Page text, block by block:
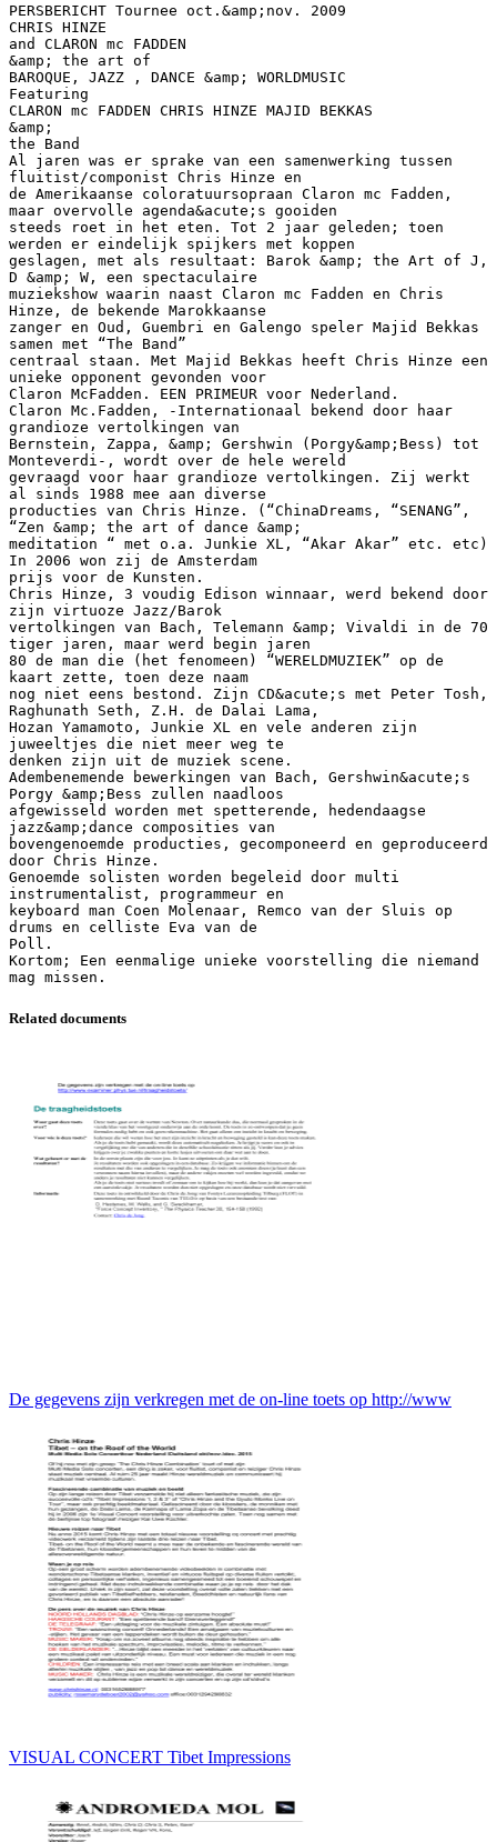
PERSBERICHT Tournee oct.&amp;nov. 2009
CHRIS HINZE
and CLARON mc FADDEN
&amp; the art of
BAROQUE, JAZZ , DANCE &amp; WORLDMUSIC
Featuring
CLARON mc FADDEN CHRIS HINZE MAJID BEKKAS
&amp;
the Band
Al jaren was er sprake van een samenwerking tussen
fluitist/componist Chris Hinze en
de Amerikaanse coloratuursopraan Claron mc Fadden,
maar overvolle agenda&acute;s gooiden
steeds roet in het eten. Tot 2 jaar geleden; toen
werden er eindelijk spijkers met koppen
geslagen, met als resultaat: Barok &amp; the Art of J,
D &amp; W, een spectaculaire
muziekshow waarin naast Claron mc Fadden en Chris
Hinze, de bekende Marokkaanse
zanger en Oud, Guembri en Galengo speler Majid Bekkas
samen met “The Band”
centraal staan. Met Majid Bekkas heeft Chris Hinze een
unieke opponent gevonden voor
Claron McFadden. EEN PRIMEUR voor Nederland.
Claron Mc.Fadden, -Internationaal bekend door haar
grandioze vertolkingen van
Bernstein, Zappa, &amp; Gershwin (Porgy&amp;Bess) tot
Monteverdi-, wordt over de hele wereld
gevraagd voor haar grandioze vertolkingen. Zij werkt
al sinds 1988 mee aan diverse
producties van Chris Hinze. (“ChinaDreams, “SENANG”,
“Zen &amp; the art of dance &amp;
meditation “ met o.a. Junkie XL, “Akar Akar” etc. etc)
In 2006 won zij de Amsterdam
prijs voor de Kunsten.
Chris Hinze, 3 voudig Edison winnaar, werd bekend door
zijn virtuoze Jazz/Barok
vertolkingen van Bach, Telemann &amp; Vivaldi in de 70
tiger jaren, maar werd begin jaren
80 de man die (het fenomeen) “WERELDMUZIEK” op de
kaart zette, toen deze naam
nog niet eens bestond. Zijn CD&acute;s met Peter Tosh,
Raghunath Seth, Z.H. de Dalai Lama,
Hozan Yamamoto, Junkie XL en vele anderen zijn
juweeltjes die niet meer weg te
denken zijn uit de muziek scene.
Adembenemende bewerkingen van Bach, Gershwin&acute;s
Porgy &amp;Bess zullen naadloos
afgewisseld worden met spetterende, hedendaagse
jazz&amp;dance composities van
bovengenoemde producties, gecomponeerd en geproduceerd
door Chris Hinze.
Genoemde solisten worden begeleid door multi
instrumentalist, programmeur en
keyboard man Coen Molenaar, Remco van der Sluis op
drums en celliste Eva van de
Poll.
Kortom; Een eenmalige unieke voorstelling die niemand
Related documents
De gegevens zijn verkregen met de on-line toets op http://www
VISUAL CONCERT Tibet Impressions